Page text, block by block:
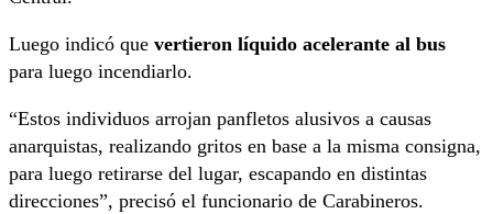
Luego indicó que vertieron líquido acelerante al bus
para luego incendiarlo.
“Estos individuos arrojan panfletos alusivos a causas
anarquistas, realizando gritos en base a la misma consigna,
para luego retirarse del lugar, escapando en distintas
direcciones”, precisó el funcionario de Carabineros.